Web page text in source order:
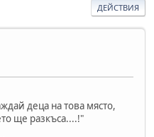
ДЕЙСТВИЯ
деца на това място,
ще разкъса....!"